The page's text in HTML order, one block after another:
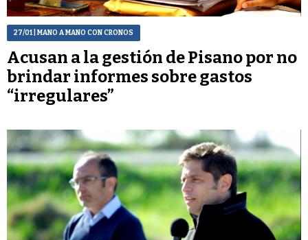
27/01| MANO A MANO CON CRONOS
Acusan a la gestión de Pisano por no
brindar informes sobre gastos
“irregulares”